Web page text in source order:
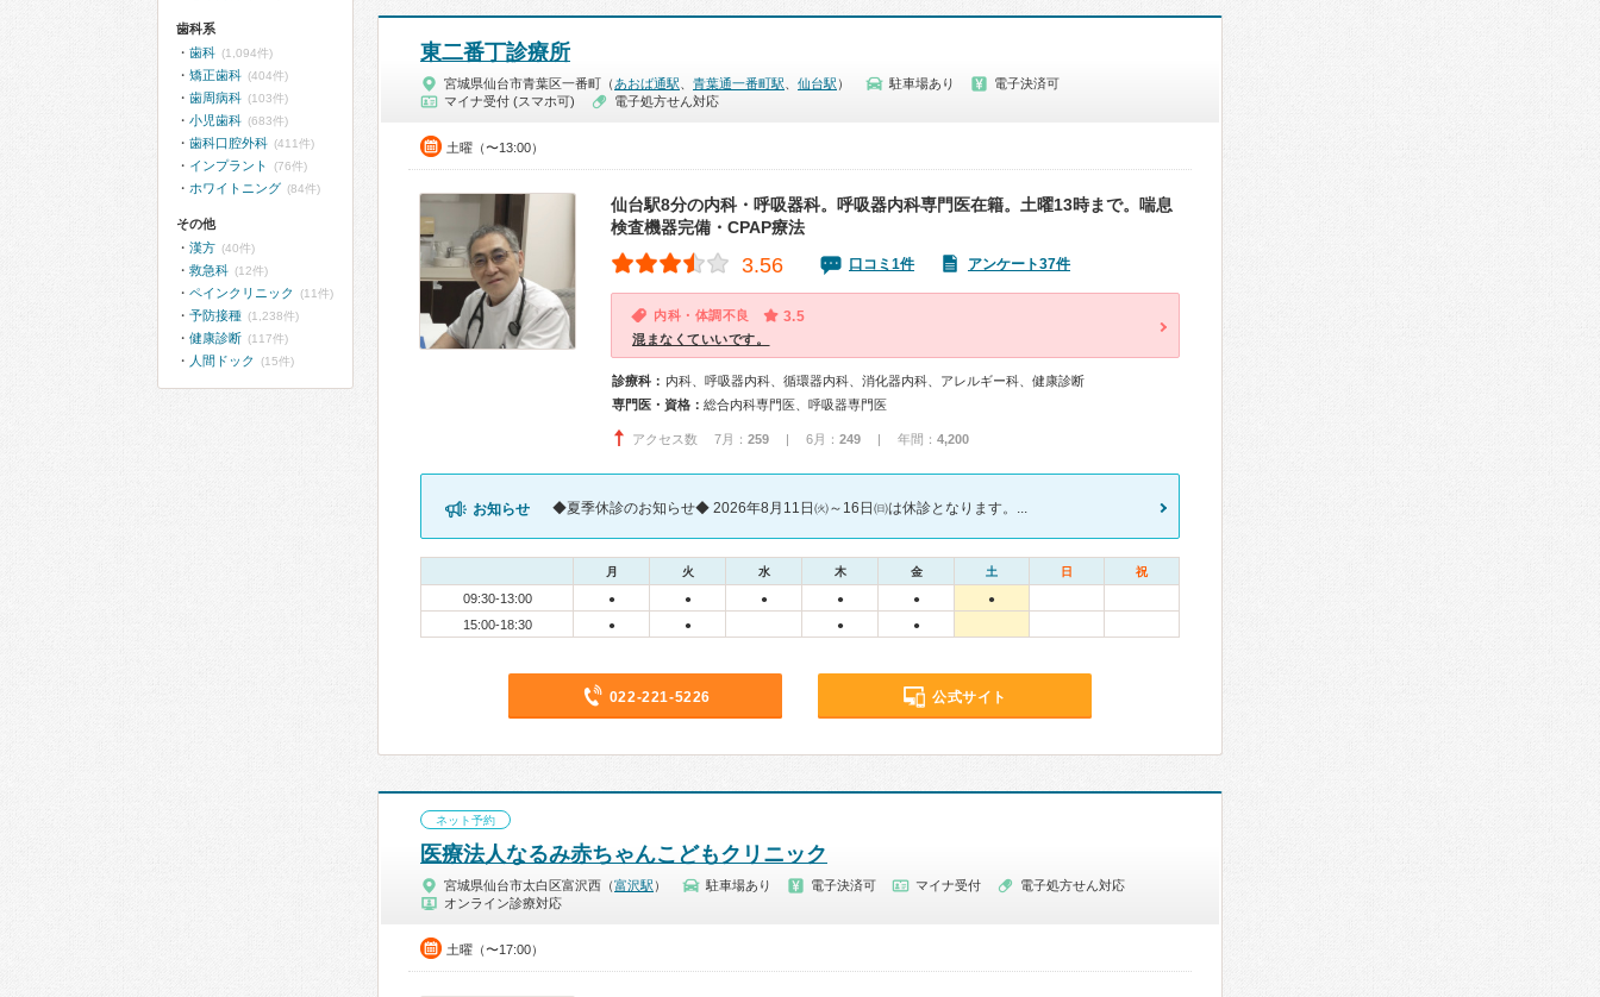
東二番丁診療所
宮城県仙台市青葉区一番町（ あおば通駅 青葉通一番町駅 仙台駅 ） 駐車場あり
電子決済可
マイナ受付 (スマホ可)
電子処方せん対応
土曜（〜13:00）
仙台駅8分の内科・呼吸器科。呼吸器内科専門医在籍。土曜13時まで。喘息
検査機器完備・CPAP療法
3.56 口コミ1件 アンケート37件
内科・体調不良 3.5
混まなくていいです。
診療科： 内科、呼吸器内科、循環器内科、消化器内科、アレルギー科、健康診断
専門医・資格： 総合内科専門医、呼吸器専門医
アクセス数 7月： 259 | 6月： 249 | 年間： 4,200
お知らせ ◆夏季休診のお知らせ◆ 2026年8月11日㈫～16日㈰は休診となります。...
月 火 水 木 金 土 日 祝
09:30-13:00 ● ● ● ● ● ●
15:00-18:30 ● ● ● ●
022-221-5226 公式サイト
ネット予約
医療法人なるみ赤ちゃんこどもクリニック
宮城県仙台市太白区富沢西（富沢駅 ） 駐車場あり 電子決済可 マイナ受付
電子処方せん対応
オンライン診療対応
土曜（〜17:00）
歯科系
歯科 (1,094件)
矯正歯科 (404件)
歯周病科 (103件)
小児歯科 (683件)
歯科口腔外科 (411件)
インプラント (76件)
ホワイトニング (84件)
その他
漢方 (40件)
救急科 (12件)
ペインクリニック (11件)
予防接種 (1,238件)
健康診断 (117件)
人間ドック (15件)